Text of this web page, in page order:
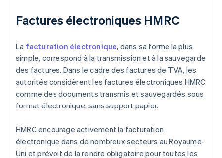
Factures électroniques HMRC
La facturation électronique, dans sa forme la plus
simple, correspond à la transmission et à la sauvegarde
des factures. Dans le cadre des factures de TVA, les
autorités considèrent les factures électroniques HMRC
comme des documents transmis et sauvegardés sous
format électronique, sans support papier.
HMRC encourage activement la facturation
électronique dans de nombreux secteurs au Royaume-
Uni et prévoit de la rendre obligatoire pour toutes les